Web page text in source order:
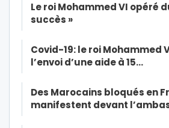
Le roi Mohammed VI opéré
succès »
Covid-19: le roi Mohammed
l’envoi d’une aide à 15…
Des Marocains bloqués en
manifestent devant